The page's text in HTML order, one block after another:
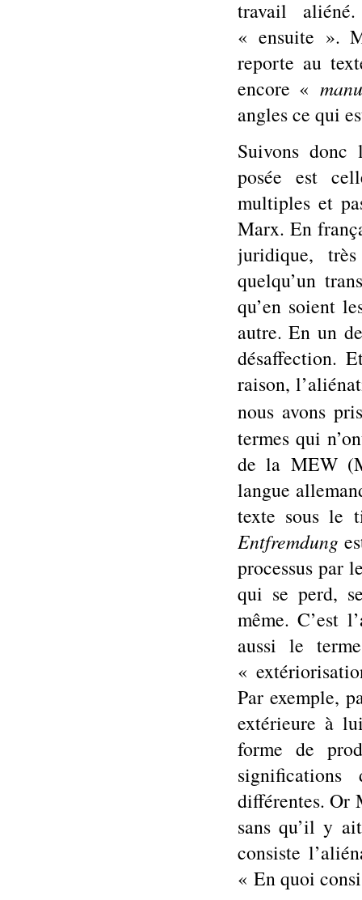
travail
« ensuite ».
reporte au
encore «
angles ce qui
Suivons donc
posée est
multiples et
Marx. En
juridique,
quelqu’un
qu’en soient
autre. En un
désaffection.
raison,
nous avons
termes qui
de la MEW
langue
texte sous
Entfremdung
processus par
qui se perd,
même. C’est
aussi le
«
Par exemple,
extérieure à
forme de
différentes. Or
sans qu’il y
consiste
« En quoi